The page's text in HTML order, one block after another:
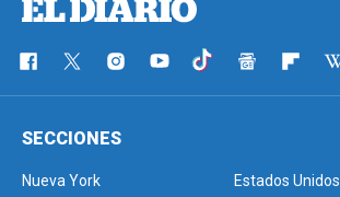
SECCIONES
Nueva York
Estados Unidos